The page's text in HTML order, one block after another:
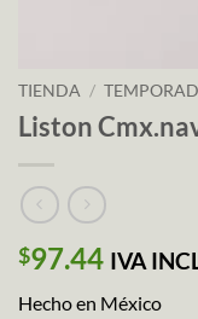
TIENDA /
Liston
$97.44 IVA
Hecho en México